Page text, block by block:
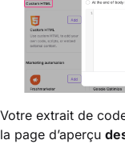
Votre extrait de
la page d’aperçu